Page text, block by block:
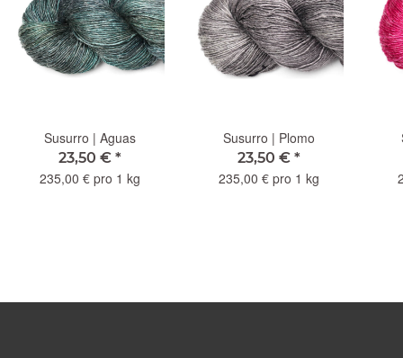
Susurro | Aguas
23,50 € *
235,00 € pro 1 kg
Susurro | Plomo
23,50 € *
235,00 € pro 1 kg